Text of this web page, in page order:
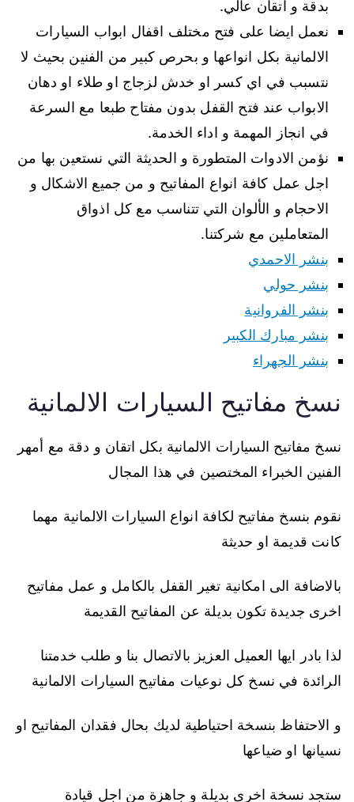
بدقة و اتقان عالي.
نعمل ايضا على فتح مختلف اقفال ابواب السيارات
الالمانية بكل انواعها و بحرص كبير من الفنين بحيث لا
نتسبب في اي كسر او خدش لزجاج او طلاء او دهان
الابواب عند فتح القفل بدون مفتاح طبعا مع السرعة
في انجاز المهمة و اداء الخدمة.
نؤمن الادوات المتطورة و الحديثة التي نستعين بها من
اجل عمل كافة انواع المفاتيح و من جميع الاشكال و
الاحجام و الألوان التي تتناسب مع كل اذواق
المتعاملين مع شركتنا.
بنشر الاحمدي
بنشر حولي
بنشر الفروانية
بنشر مبارك الكبير
بنشر الجهراء
نسخ مفاتيح السيارات الالمانية
نسخ مفاتيح السيارات الالمانية بكل اتقان و دقة مع أمهر
الفنين الخبراء المختصين في هذا المجال
نقوم بنسخ مفاتيح لكافة انواع السيارات الالمانية مهما
كانت قديمة او حديثة
بالاضافة الى امكانية تغير القفل بالكامل و عمل مفاتيح
اخرى جديدة تكون بديلة عن المفاتيح القديمة
لذا بادر ايها العميل العزيز بالاتصال بنا و طلب خدمتنا
الرائدة في نسخ كل نوعيات مفاتيح السيارات الالمانية
و الاحتفاظ بنسخة احتياطية لديك بحال فقدان المفاتيح او
نسيانها او ضياعها
ستجد نسخة اخرى بديلة و جاهزة من اجل قيادة